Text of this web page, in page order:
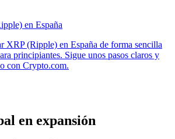
en España
XRP (Ripple) en España de forma sencilla
principiantes. Sigue unos pasos claros y
con Crypto.com.
en expansión